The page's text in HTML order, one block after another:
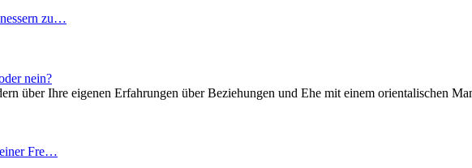
zu…
nein?
über Ihre eigenen Erfahrungen über Beziehungen und Ehe mit einem orientalischen
Fre…